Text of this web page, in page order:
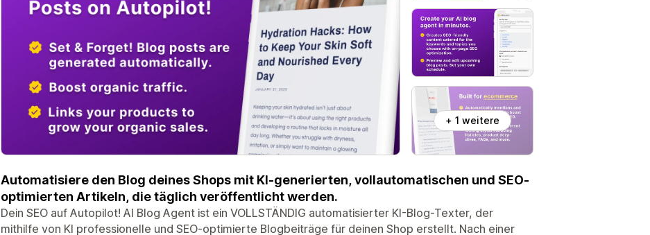
+ 1 weitere
Automatisiere den Blog deines Shops mit KI-generierten, vollautomatischen und SEO-
optimierten Artikeln, die täglich veröffentlicht werden.
Dein SEO auf Autopilot! AI Blog Agent ist ein VOLLSTÄNDIG automatisierter KI-Blog-Texter, der
mithilfe von KI professionelle und SEO-optimierte Blogbeiträge für deinen Shop erstellt. Nach einer